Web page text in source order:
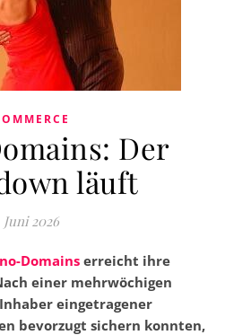
Der
läuft
Juni 2026
Domainserreicht ihre
einer mehrwöchigen
eingetragener
bevorzugt sichern konnten,